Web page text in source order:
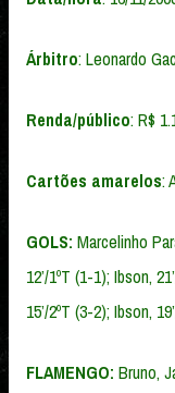
Árbitro: Leonardo
Renda/público: R$
Cartões amarelos:
GOLS: Marcelinho
12’/1ºT (1-1); Ibson,
15’/2ºT (3-2); Ibson,
FLAMENGO: Bruno,